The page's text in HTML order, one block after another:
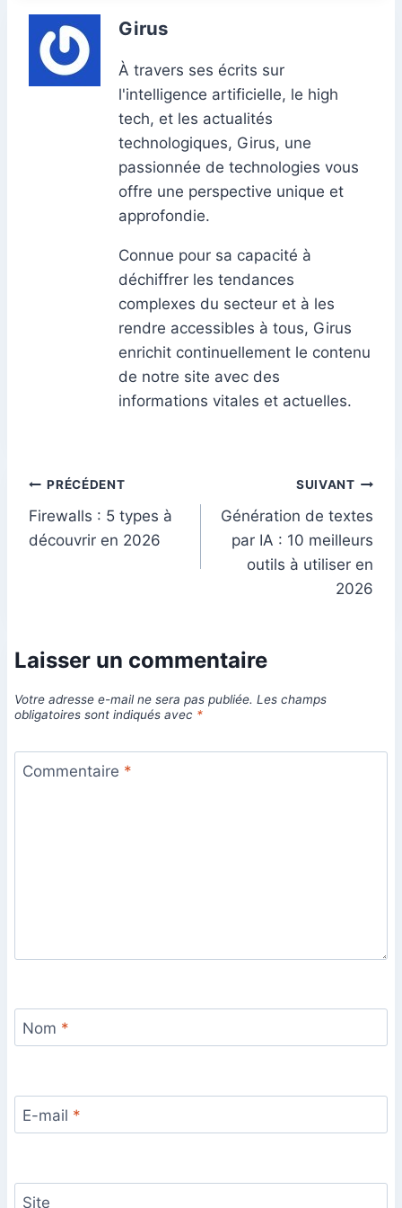
Girus
À travers ses écrits sur
l'intelligence artificielle, le high
tech, et les actualités
technologiques, Girus, une
passionnée de technologies vous
offre une perspective unique et
approfondie.
Connue pour sa capacité à
déchiffrer les tendances
complexes du secteur et à les
rendre accessibles à tous, Girus
enrichit continuellement le contenu
de notre site avec des
informations vitales et actuelles.
Navigation
de
PRÉCÉDENT
Firewalls : 5 types à
découvrir en 2026
SUIVANT
Génération de textes
par IA : 10 meilleurs
outils à utiliser en
2026
Laisser un commentaire
Votre adresse e-mail ne sera pas publiée. Les champs
obligatoires sont indiqués avec
Commentaire *
Nom *
E-mail *